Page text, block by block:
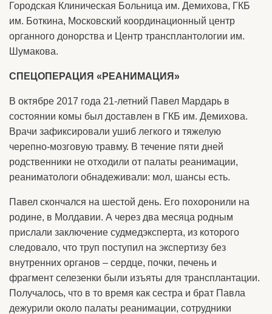
Городская Клиническая Больница им. Демихова, ГКБ
им. Боткина, Московский координационный центр
органного донорства и Центр трансплантологии им.
Шумакова.
СПЕЦОПЕРАЦИЯ «РЕАНИМАЦИЯ»
В октябре 2017 года 21-летний Павел Мардарь в
состоянии комы был доставлен в ГКБ им. Демихова.
Врачи зафиксировали ушиб легкого и тяжелую
черепно-мозговую травму. В течение пяти дней
родственники не отходили от палаты реанимации,
реаниматологи обнадеживали: мол, шансы есть.
Павел скончался на шестой день. Его похоронили на
родине, в Молдавии. А через два месяца родным
прислали заключение судмедэксперта, из которого
следовало, что труп поступил на экспертизу без
внутренних органов – сердце, почки, печень и
фрагмент селезенки были изъяты для трансплантации.
Получалось, что в то время как сестра и брат Павла
дежурили около палаты реанимации, сотрудники